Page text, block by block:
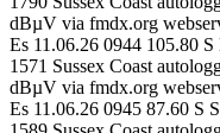
dBµV via fmdx.org
Es 11.06.26 0944 105.80
1571 Sussex Coast
dBµV via fmdx.org
Es 11.06.26 0945 87.60 S